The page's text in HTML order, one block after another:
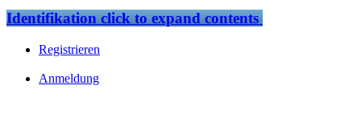
Identifikationclick to expand contents
Registrieren
Anmeldung